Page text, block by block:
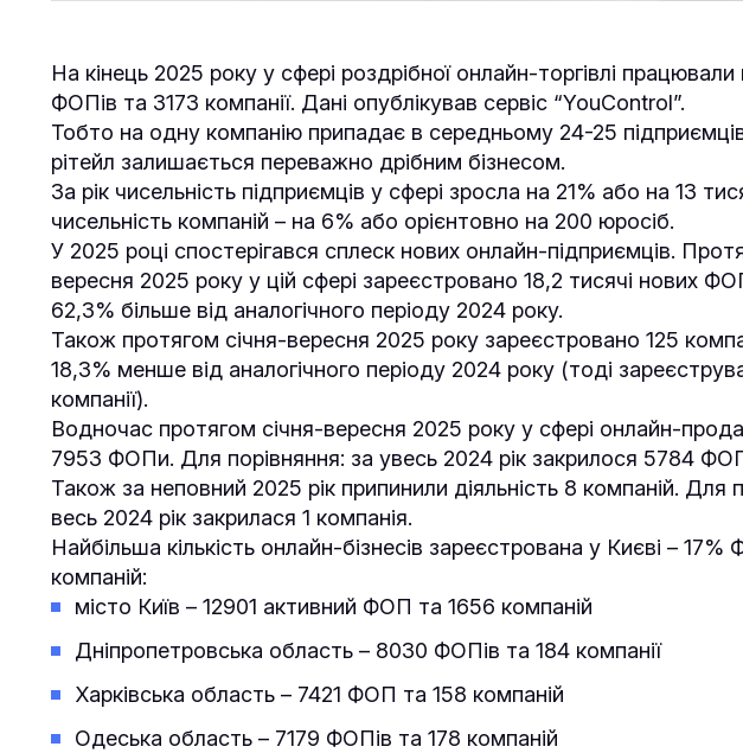
На кінець 2025 року у сфері роздрібної онлайн-торгівлі
ФОПів та 3173 компанії. Дані опублікував сервіс “YouControl”.
Тобто на одну компанію припадає в середньому 24-25
рітейл залишається переважно дрібним бізнесом.
За рік чисельність підприємців у сфері зросла на 21% або на 13
чисельність компаній – на 6% або орієнтовно на 200 юросіб.
У 2025 році спостерігався сплеск нових онлайн-підприємців.
вересня 2025 року у цій сфері зареєстровано 18,2 тисячі нових
62,3% більше від аналогічного періоду 2024 року.
Також протягом січня-вересня 2025 року зареєстровано 125
18,3% менше від аналогічного періоду 2024 року (тоді
компанії).
Водночас протягом січня-вересня 2025 року у сфері онлайн-
7953 ФОПи. Для порівняння: за увесь 2024 рік закрилося 5784
Також за неповний 2025 рік припинили діяльність 8 компаній. Для
весь 2024 рік закрилася 1 компанія.
Найбільша кількість онлайн-бізнесів зареєстрована у Києві –
компаній:
місто Київ – 12901 активний ФОП та 1656 компаній
Дніпропетровська область – 8030 ФОПів та 184 компанії
Харківська область – 7421 ФОП та 158 компаній
Одеська область – 7179 ФОПів та 178 компаній